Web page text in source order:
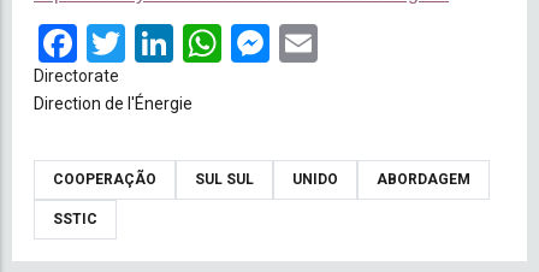
Facebook
Twitter
LinkedIn
WhatsApp
Messenger
Directorate
Direction de l'Énergie
COOPERAÇÃO SUL SUL UNIDO ABORDAGEM
SSTIC